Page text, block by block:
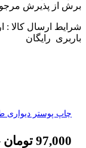
برش از پذیرش
شرایط ارسال کالا :
باربری رایگان
چاپ پوستر دیواری
97,000 تومان